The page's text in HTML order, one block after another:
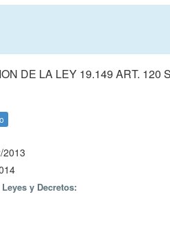
DE LA LEY 19.149 ART.
2013
y Decretos: